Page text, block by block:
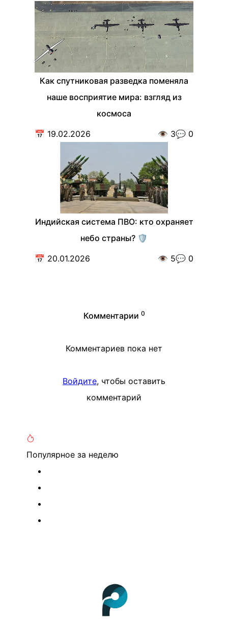
Как спутниковая разведка поменяла
наше восприятие мира: взгляд из
космоса
📅 19.02.2026 👁️ 3💬 0
Индийская система ПВО: кто охраняет
небо страны? 🛡️
📅 20.01.2026 👁️ 5💬 0
Комментарии 0
Комментариев пока нет
Войдите, чтобы оставить
комментарий
Популярное за неделю